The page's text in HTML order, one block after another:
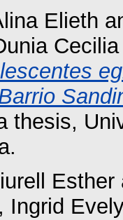
Elieth
Cecilia
thesis,
Esther
Ingrid